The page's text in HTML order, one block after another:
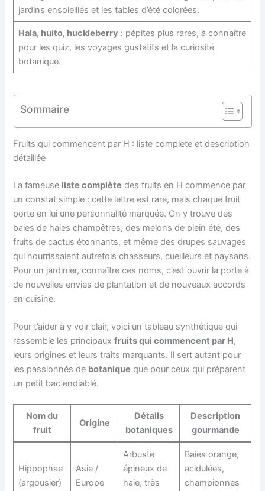
jardins ensoleillés et les tables d’été colorées.
Hala, huito, huckleberry : pépites plus rares, à connaître
pour les quiz, les voyages gustatifs et la curiosité
botanique.
Sommaire
Fruits qui commencent par H : liste complète et description
détaillée
La fameuse liste complète des fruits en H commence par
un constat simple : cette lettre est rare, mais chaque fruit
porte en lui une personnalité marquée. On y trouve des
baies de haies champêtres, des melons de plein été, des
fruits de cactus étonnants, et même des drupes sauvages
qui nourrissaient autrefois chasseurs, cueilleurs et paysans.
Pour un jardinier, connaître ces noms, c’est ouvrir la porte à
de nouvelles envies de plantation et de nouveaux accords
en cuisine.
Pour t’aider à y voir clair, voici un tableau synthétique qui
rassemble les principauxfruits qui commencent par H,
leurs origines et leurs traits marquants. Il sert autant pour
les passionnés de botanique que pour ceux qui préparent
un petit bac endiablé.
Nom du
fruit
Origine
Détails
botaniques
Description
gourmande
Hippophae
(argousier)
Asie /
Europe
Arbuste
épineux de
haie, très
Baies orange,
acidulées,
championnes